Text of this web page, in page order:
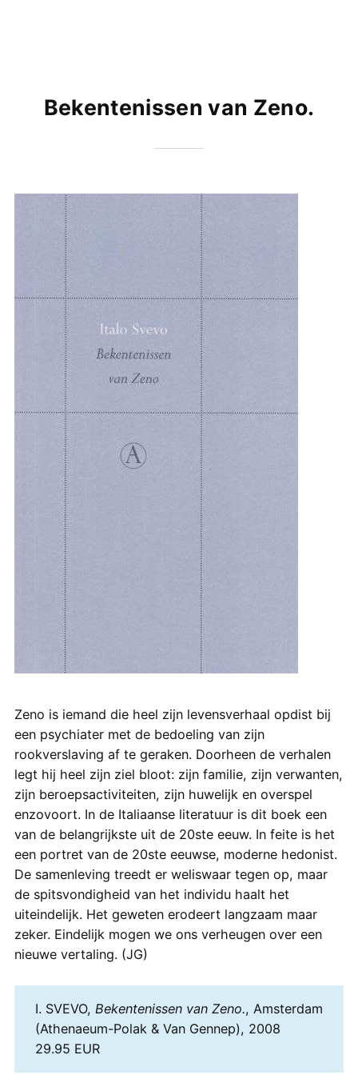
Bekentenissen van Zeno.
Zeno is iemand die heel zijn levensverhaal opdist bij
een psychiater met de bedoeling van zijn
rookverslaving af te geraken. Doorheen de verhalen
legt hij heel zijn ziel bloot: zijn familie, zijn verwanten,
zijn beroepsactiviteiten, zijn huwelijk en overspel
enzovoort. In de Italiaanse literatuur is dit boek een
van de belangrijkste uit de 20ste eeuw. In feite is het
een portret van de 20ste eeuwse, moderne hedonist.
De samenleving treedt er weliswaar tegen op, maar
de spitsvondigheid van het individu haalt het
uiteindelijk. Het geweten erodeert langzaam maar
zeker. Eindelijk mogen we ons verheugen over een
nieuwe vertaling. (JG)
I. SVEVO, Bekentenissen van Zeno., Amsterdam
(Athenaeum-Polak & Van Gennep), 2008
29.95 EUR